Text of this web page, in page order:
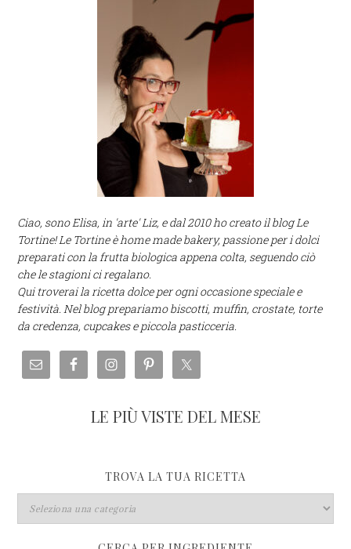
Ciao, sono Elisa, in 'arte' Liz, e dal 2010 ho creato il blog Le
Tortine! Le Tortine è home made bakery, passione per i dolci
preparati con la frutta biologica appena colta, seguendo ciò
che le stagioni ci regalano.
Qui troverai la ricetta dolce per ogni occasione speciale e
festività. Nel blog prepariamo biscotti, muffin, crostate, torte
da credenza, cupcakes e piccola pasticceria.
LE PIÙ VISTE DEL MESE
TROVA LA TUA RICETTA